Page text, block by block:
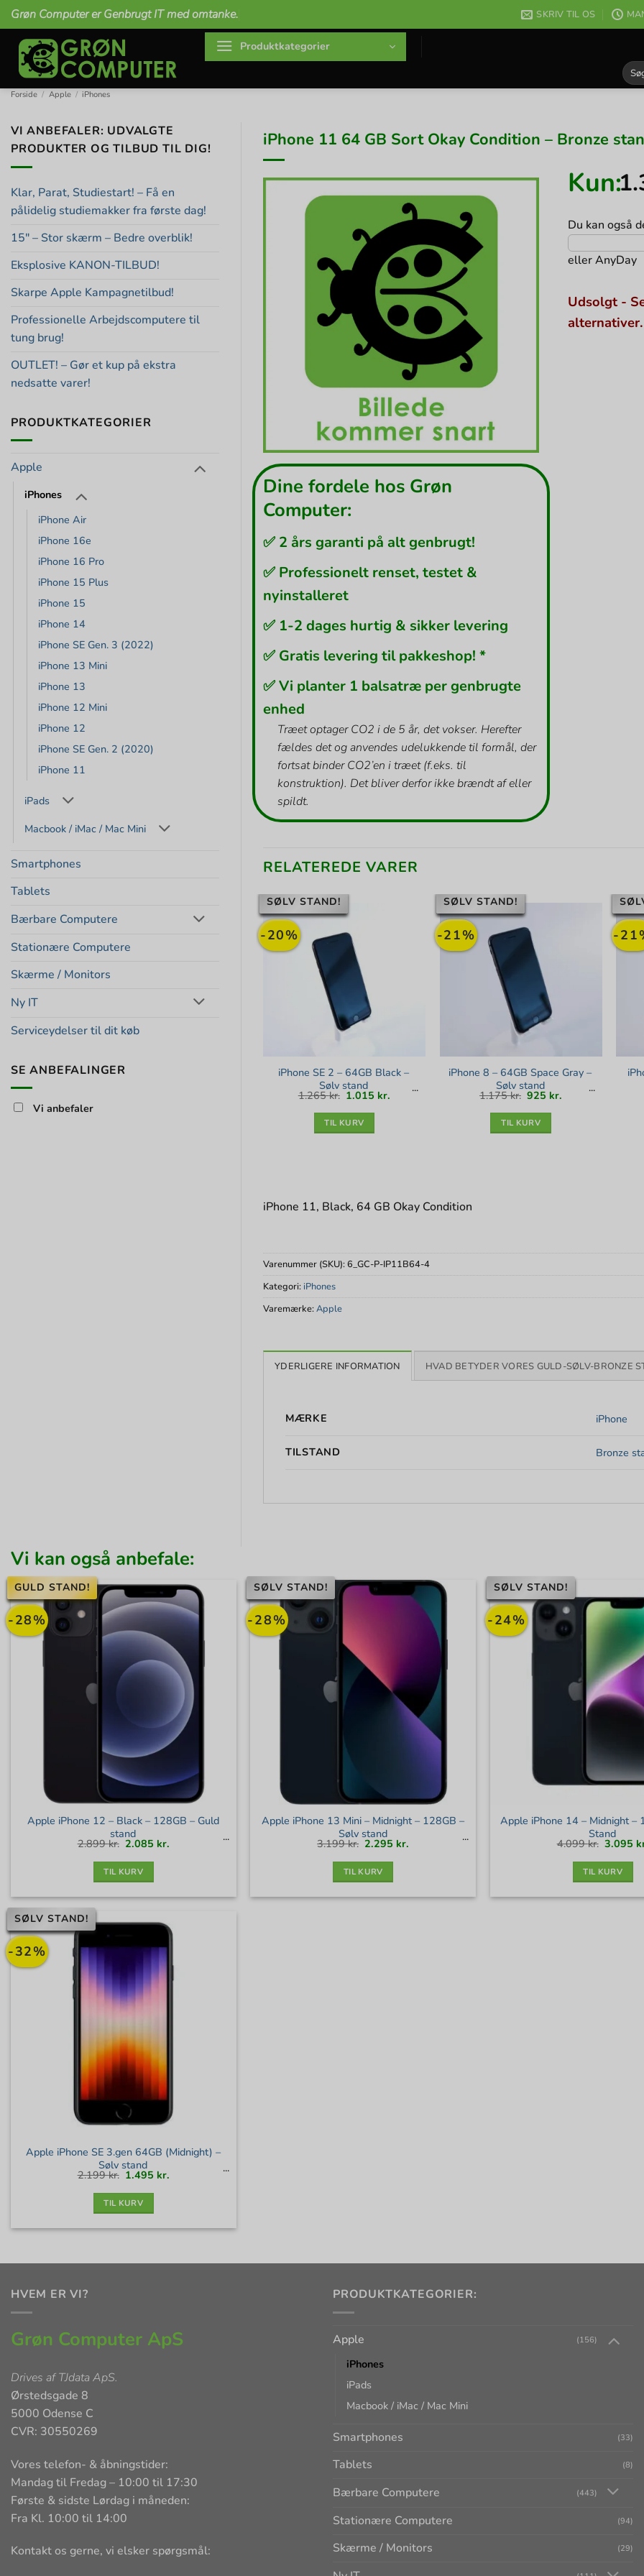
Fortsæt
til
indhold
Grøn Computer er Genbrugt IT med omtanke. SKRIV TIL OS
Produktkategorier
Søg
efter:
Forside / Apple / iPhones
VI ANBEFALER: UDVALGTE
PRODUKTER OG TILBUD TIL DIG!
Klar, Parat, Studiestart! – Få en
pålidelig studiemakker fra første dag!
15″ – Stor skærm – Bedre overblik!
Eksplosive KANON-TILBUD!
Skarpe Apple Kampagnetilbud!
Professionelle Arbejdscomputere til
tung brug!
OUTLET! – Gør et kup på ekstra
nedsatte varer!
PRODUKTKATEGORIER
Apple
iPhones
iPhone Air
iPhone 16e
iPhone 16 Pro
iPhone 15 Plus
iPhone 15
iPhone 14
iPhone SE Gen. 3 (2022)
iPhone 13 Mini
iPhone 13
iPhone 12 Mini
iPhone 12
iPhone SE Gen. 2 (2020)
iPhone 11
iPads
Macbook / iMac / Mac Mini
Smartphones
Tablets
Bærbare Computere
Stationære Computere
Skærme / Monitors
Ny IT
Serviceydelser til dit køb
SE ANBEFALINGER
Vi anbefaler
iPhone 11 64 GB Sort Okay Condition – Bronze
Dine fordele hos Grøn
Computer:
✅ 2 års garanti på alt genbrugt!
✅ Professionelt renset, testet &
nyinstalleret
✅ 1-2 dages hurtig & sikker levering
✅ Gratis levering til pakkeshop! *
✅ Vi planter 1 balsatræ per genbrugte
enhed
Træet optager CO2 i de 5 år, det vokser. Herefter
fældes det og anvendes udelukkende til formål, der
fortsat binder CO2’en i træet (f.eks. til
konstruktion). Det bliver derfor ikke brændt af eller
spildt.
Kun:
Du kan også
ellerAnyDay
Udsolgt -
alternativer.
RELATEREDE VARER
-20%
SØLV STAND!
iPhone SE 2 – 64GB Black –
Sølv stand
1.265kr. Den
oprindelige
pris
1.015 kr.
TIL KURV
-21%
SØLV STAND!
iPhone 8 – 64GB Space Gray –
Sølv stand
1.175kr. Den
oprindelige
pris
925 kr.
TIL KURV
-
iPhone 11, Black, 64 GB Okay Condition
Varenummer (SKU):6_GC-P-IP11B64-4
Kategori: iPhones
Varemærke:Apple
YDERLIGERE INFORMATION HVAD BETYDER VORES GULD-SØLV-BRONZE
MÆRKE iPhone
TILSTAND Bronze
Vi kan også anbefale:
-28%
GULD STAND!
Apple iPhone 12 – Black – 128GB – Guld
stand
2.899kr. Den
oprindelige
pris
2.085 kr.Den
aktuelle
pris
TIL KURV
-28%
SØLV STAND!
Apple iPhone 13 Mini – Midnight – 128GB –
Sølv stand
3.199kr. Den
oprindelige
pris
2.295 kr.
TIL KURV
-24%
SØLV STAND!
Apple iPhone 14 – Midnight –
Stand
4.099kr. Den
pris
3.095
TIL KURV
-32%
SØLV STAND!
Apple iPhone SE 3.gen 64GB (Midnight) –
Sølv stand
2.199kr. Den
oprindelige
pris
1.495 kr.Den
aktuelle
pris
TIL KURV
HVEM ER VI?
Grøn Computer ApS
Drives afTJdata ApS.
Ørstedsgade 8
5000 Odense C
CVR: 30550269
Vores telefon- & åbningstider:
Mandag til Fredag – 10:00 til 17:30
Første & sidste Lørdag i måneden:
Fra Kl. 10:00 til 14:00
Kontakt os gerne, vi elsker spørgsmål:
PRODUKTKATEGORIER:
Apple (156)
iPhones
iPads
Macbook / iMac / Mac Mini
Smartphones (33)
Tablets (8)
Bærbare Computere (443)
Stationære Computere (94)
Skærme / Monitors (29)